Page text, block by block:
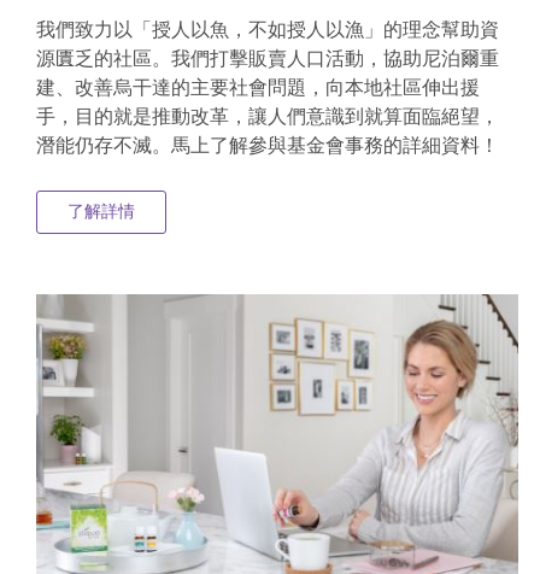
我們致力以「授人以魚，不如授人以漁」的理念幫助資
源匱乏的社區。我們打擊販賣人口活動，協助尼泊爾重
建、改善烏干達的主要社會問題，向本地社區伸出援
手，目的就是推動改革，讓人們意識到就算面臨絕望，
潛能仍存不滅。馬上了解參與基金會事務的詳細資料！
了解詳情